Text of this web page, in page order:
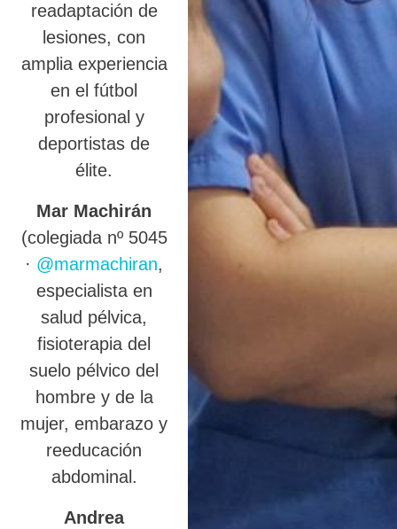
readaptación de
lesiones, con
amplia experiencia
en el fútbol
profesional y
deportistas de
élite.
Mar Machirán
(colegiada nº 5045
· @marmachiran,
especialista en
salud pélvica,
fisioterapia del
suelo pélvico del
hombre y de la
mujer, embarazo y
reeducación
abdominal.
Andrea